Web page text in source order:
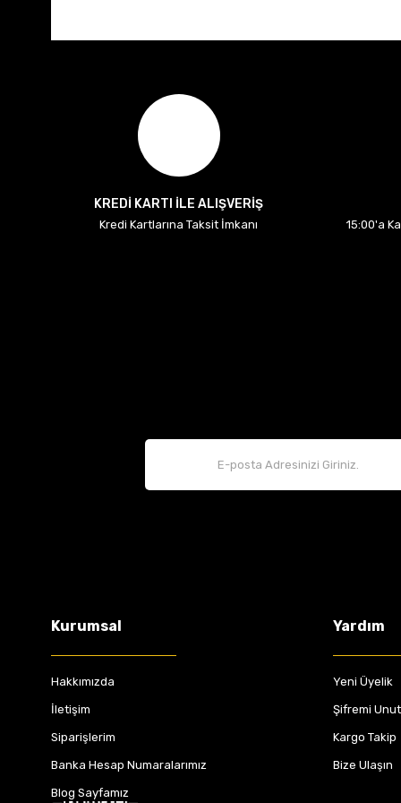
KREDİ KARTI İLE ALIŞVERİŞ
Kredi Kartlarına Taksit İmkanı
15:00'a
Kurumsal
Hakkımızda
İletişim
Siparişlerim
Banka Hesap Numaralarımız
Blog Sayfamız
Yardım
Yeni Üyelik
Şifremi
Kargo Takip
Bize Ulaşın